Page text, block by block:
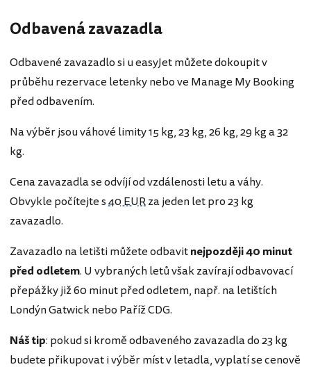
Odbavená zavazadla
Odbavené zavazadlo si u easyJet můžete dokoupit v
průběhu rezervace letenky nebo ve Manage My Booking
před odbavením.
Na výběr jsou váhové limity 15 kg, 23 kg, 26 kg, 29 kg a 32
kg.
Cena zavazadla se odvíjí od vzdálenosti letu a váhy.
Obvykle počítejte s40 EURza jeden let pro 23 kg
zavazadlo.
Zavazadlo na letišti můžete odbavitnejpozději 40 minut
před odletem. U vybraných letů však zavírají odbavovací
přepážky již 60 minut před odletem, např. na letištích
Londýn Gatwick nebo Paříž CDG.
Náš tip: pokud si kromě odbaveného zavazadla do 23 kg
budete přikupovat i výběr míst v letadla, vyplatí se cenově